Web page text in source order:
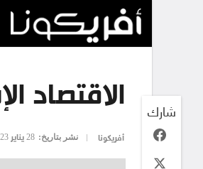
الاقتصاد
أفريكونا نشر بتاريخ: 28 يناير 2023
شارك